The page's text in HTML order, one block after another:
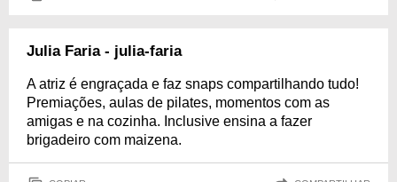
Julia Faria - julia-faria
A atriz é engraçada e faz snaps compartilhando tudo!
Premiações, aulas de pilates, momentos com as
amigas e na cozinha. Inclusive ensina a fazer
brigadeiro com maizena.